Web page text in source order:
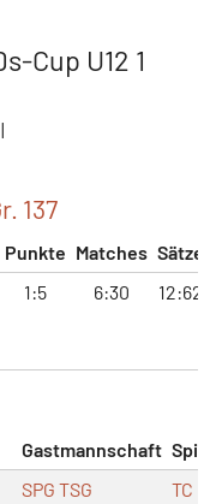
Cup U12 1
137
Punkte Matches Sätze
1:5 6:30 12:62
Gastmannschaft
SPG TSG
TC